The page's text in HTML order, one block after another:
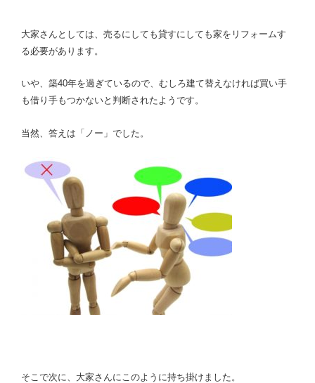
大家さんとしては、売るにしても貸すにしても家をリフォームす
る必要があります。
いや、築40年を過ぎているので、むしろ建て替えなければ買い手
も借り手もつかないと判断されたようです。
当然、答えは「ノー」でした。
そこで次に、大家さんにこのように持ち掛けました。